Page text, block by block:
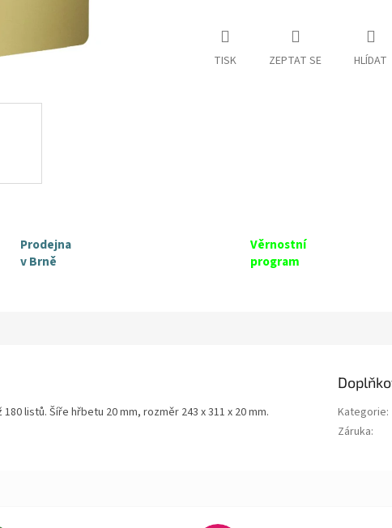
TISK ZEPTAT SE HLÍDAT
Prodejna
v Brně
Věrnostní
program
listů. Šíře hřbetu 20 mm, rozměr 243 x 311 x 20 mm. Kategorie:
Záruka: